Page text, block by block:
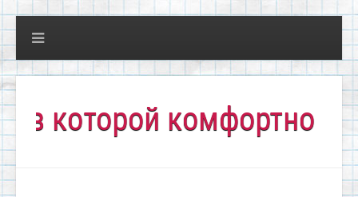
комфортно всем!"